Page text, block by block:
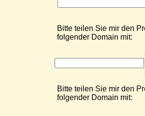
Bitte teilen Sie mir den
folgender Domain mit:
Bitte teilen Sie mir den
folgender Domain mit: